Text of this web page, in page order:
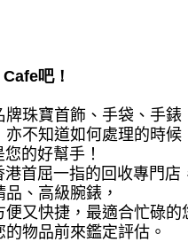
吧！
珠寶首飾、手袋、手錶
不知道如何處理的時候
的好幫手！
港首屈一指的回收專門店
、高級腕錶，
便又快捷，最適合忙碌的
物品前來鑑定評估。